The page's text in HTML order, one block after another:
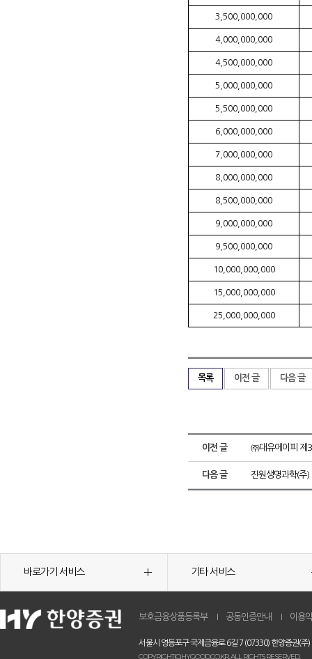
3,500,000,000
4,000,000,000
4,500,000,000
5,000,000,000
5,500,000,000
6,000,000,000
7,000,000,000
8,000,000,000
8,500,000,000
9,000,000,000
9,500,000,000
10,000,000,000
15,000,000,000
25,000,000,000
목록 이전 글 다음 글
이전 글 ㈜대유에이피 제
다음 글 진원생명과학(주)
바로가기 서비스 기타 서비스
보호금융상품등록부 공동인증안내 이용
서울시 영등포구 국제금융로 6길 7 (07330) 한양증권(주)
COPYRIGHT(C)HYGOOD.CO.KR. ALL RIGHTS RESERVED.